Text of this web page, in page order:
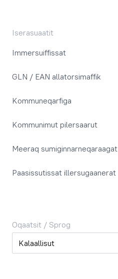
Iserasuaatit
Immersuiffissat
GLN / EAN allatorsimaffik
Kommuneqarfiga
Kommunimut pilersaarut
Meeraq sumiginnarneqaraagat
Paasissutissat illersugaanerat
Oqaatsit / Sprog
Oqaatsit / Sprog